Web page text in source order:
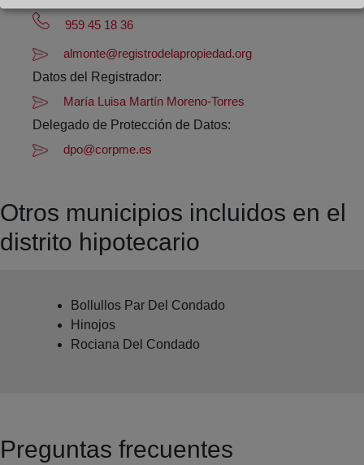
959 45 18 36
almonte@registrodelapropiedad.org
Datos del Registrador:
María Luisa Martín Moreno-Torres
Delegado de Protección de Datos:
dpo@corpme.es
Otros municipios incluidos en el
distrito hipotecario
Bollullos Par Del Condado
Hinojos
Rociana Del Condado
Preguntas frecuentes